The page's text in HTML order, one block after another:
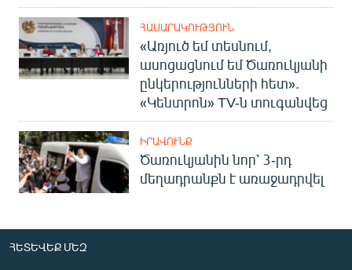
«Ազատության» բոլոր կայքերը
ՀԱՍԱՐԱԿՈՒԹՅՈՒՆ
«Առյուծ եմ տեսնում,
ասոցացնում եմ Ծառուկյանի
ընկերությունների հետ».
«Կենտրոն» TV-ն տուգանվեց
ԻՐԱՎՈՒՆՔ
Ծառուկյանին նոր՝ 3-րդ
մեղադրանքն է առաջադրվել
ՀԵՏԵՎԵՔ ՄԵԶ